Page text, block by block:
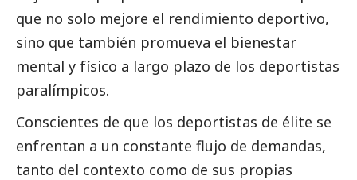
que no solo mejore el rendimiento deportivo,
sino que también promueva el bienestar
mental y físico a largo plazo de los deportistas
paralímpicos.
Conscientes de que los deportistas de élite se
enfrentan a un constante flujo de demandas,
tanto del contexto como de sus propias